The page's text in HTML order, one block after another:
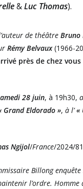
&Luc Thomas).
de théâtre Bruno
Rémy Belvaux(1966-
près de chez vous
28 juin, à 19h30,
Grand Eldorado », à l’«
Ngijol/France/2024/
Billong
l’ordre.